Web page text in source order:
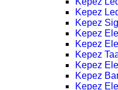
Kepez
Kepez
Kepez
Kepez
Kepez
Kepez
Kepez
Kepez